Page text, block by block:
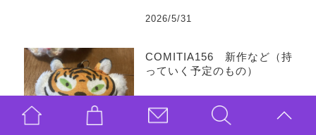
2026/5/31
COMITIA156 新作など（持
っていく予定のもの）
2026/5/19